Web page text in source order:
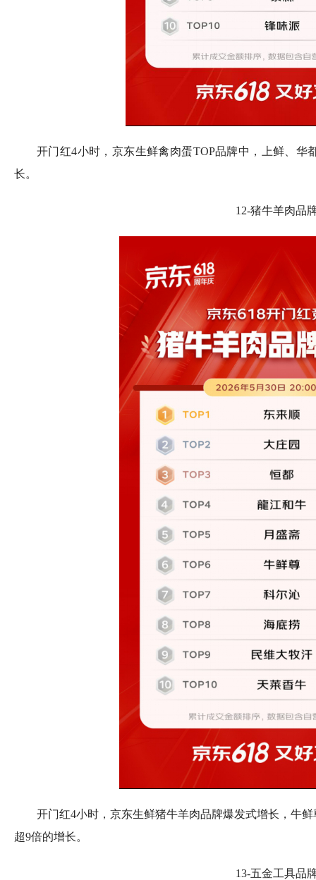
开门红4小时，京东生鲜禽肉蛋TOP品牌中，上鲜、
长。
12-猪牛羊肉品
开门红4小时，京东生鲜猪牛羊肉品牌爆发式增长，牛
超9倍的增长。
13-五金工具品